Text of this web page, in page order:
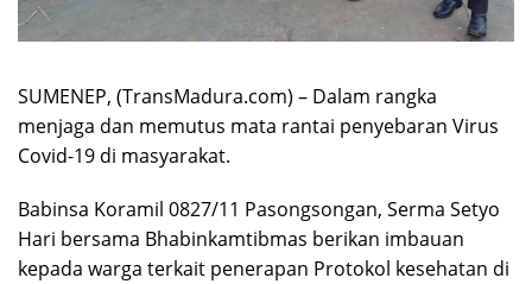
SUMENEP, (TransMadura.com) – Dalam rangka
menjaga dan memutus mata rantai penyebaran Virus
Covid-19 di masyarakat.
Babinsa Koramil 0827/11 Pasongsongan, Serma Setyo
Hari bersama Bhabinkamtibmas berikan imbauan
kepada warga terkait penerapan Protokol kesehatan di